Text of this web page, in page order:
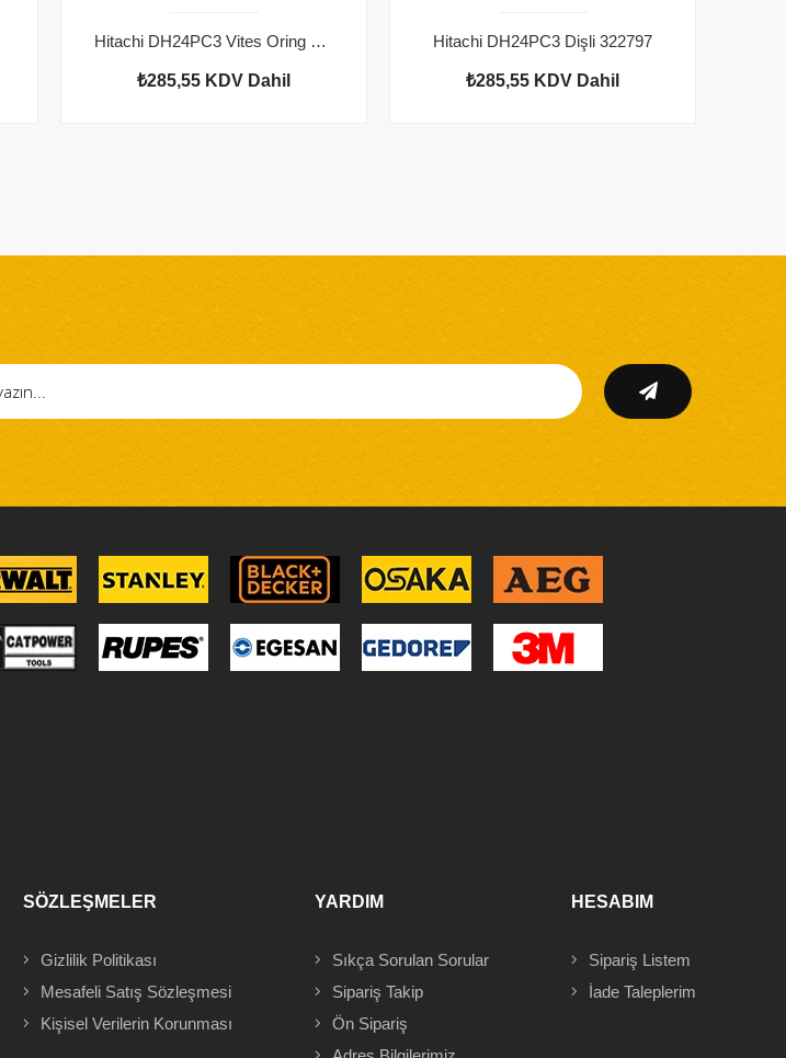
Hitachi DH24PC3 Vites Oring 878885
₺285,55 KDV Dahil
Hitachi DH24PC3 Dişli 322797
₺285,55 KDV Dahil
SÖZLEŞMELER
Gizlilik Politikası
Mesafeli Satış Sözleşmesi
Kişisel Verilerin Korunması
YARDIM
Sıkça Sorulan Sorular
Sipariş Takip
Ön Sipariş
HESABIM
Sipariş Listem
İade Taleplerim